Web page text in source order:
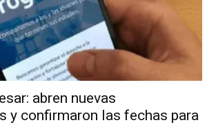
abren nuevas
y confirmaron las fechas para